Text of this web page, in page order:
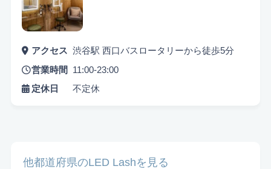
アクセス 渋谷駅 西口バスロータリーから徒歩5分
営業時間
11:00-23:00
定休日
不定休
他都道府県のLED Lashを見る